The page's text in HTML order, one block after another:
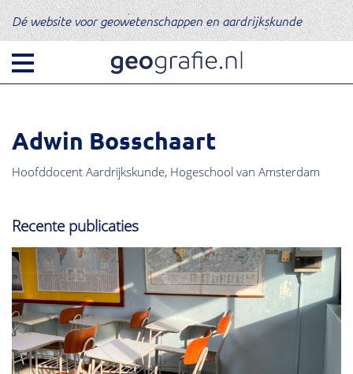
Dé website voor geowetenschappen en aardrijkskunde
Adwin Bosschaart
Hoofddocent Aardrijkskunde, Hogeschool van Amsterdam
Recente publicaties